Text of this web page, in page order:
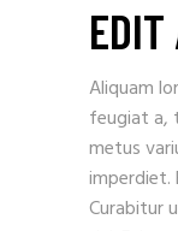
EDIT
Aliquam
feugiat a,
metus
imperdiet.
Curabitur